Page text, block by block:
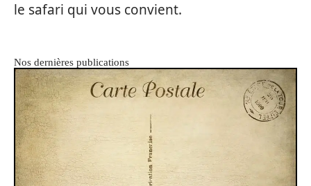
le safari qui vous convient.
Nos dernières publications